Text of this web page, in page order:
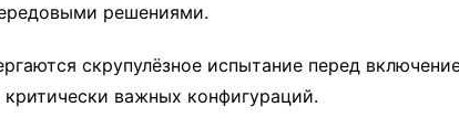
решениями.
скрупулёзное испытание перед
важных конфигураций.